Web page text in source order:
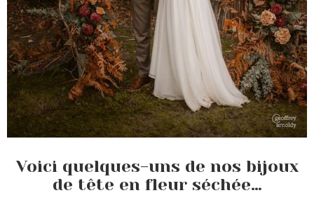
Voici quelques-uns de nos bijoux
de tête en fleur séchée…